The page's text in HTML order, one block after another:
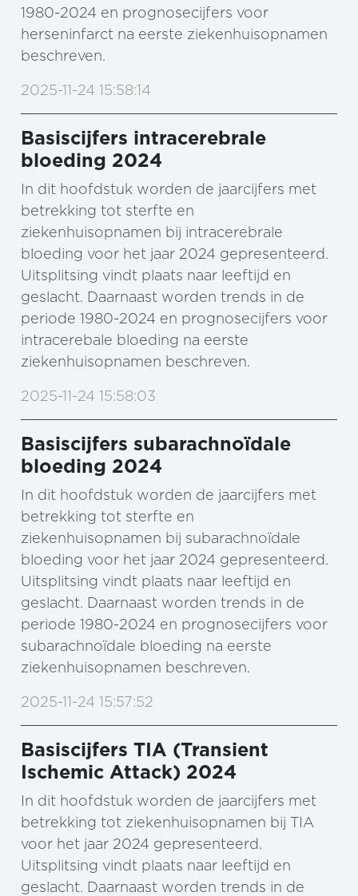
1980-2024 en prognosecijfers voor
herseninfarct na eerste ziekenhuisopnamen
beschreven.
2025-11-24 15:58:14
Basiscijfers intracerebrale
bloeding 2024
In dit hoofdstuk worden de jaarcijfers met
betrekking tot sterfte en
ziekenhuisopnamen bij intracerebrale
bloeding voor het jaar 2024 gepresenteerd.
Uitsplitsing vindt plaats naar leeftijd en
geslacht. Daarnaast worden trends in de
periode 1980-2024 en prognosecijfers voor
intracerebale bloeding na eerste
ziekenhuisopnamen beschreven.
2025-11-24 15:58:03
Basiscijfers subarachnoïdale
bloeding 2024
In dit hoofdstuk worden de jaarcijfers met
betrekking tot sterfte en
ziekenhuisopnamen bij subarachnoïdale
bloeding voor het jaar 2024 gepresenteerd.
Uitsplitsing vindt plaats naar leeftijd en
geslacht. Daarnaast worden trends in de
periode 1980-2024 en prognosecijfers voor
subarachnoïdale bloeding na eerste
ziekenhuisopnamen beschreven.
2025-11-24 15:57:52
Basiscijfers TIA (Transient
Ischemic Attack) 2024
In dit hoofdstuk worden de jaarcijfers met
betrekking tot ziekenhuisopnamen bij TIA
voor het jaar 2024 gepresenteerd.
Uitsplitsing vindt plaats naar leeftijd en
geslacht. Daarnaast worden trends in de